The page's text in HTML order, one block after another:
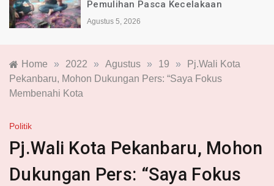
Indonesia Alami Luka
Agustus 4, 2026
Home » 2022 » Agustus » 19 »
Pj.Wali Kota
Pekanbaru, Mohon Dukungan Pers: “Saya Fokus
Membenahi Kota
Politik
Pj.Wali Kota Pekanbaru, Mohon
Dukungan Pers: “Saya Fokus